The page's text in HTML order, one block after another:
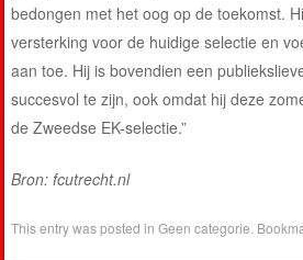
bedongen met het oog op de toekomst.
versterking voor de huidige selectie en
aan toe. Hij is bovendien een
succesvol te zijn, ook omdat hij deze
de Zweedse EK-selectie.”
Bron: fcutrecht.nl
This entry was posted inGeen categorie .